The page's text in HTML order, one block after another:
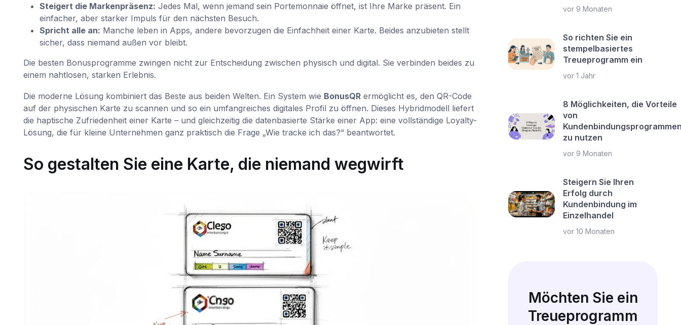
Steigert die Markenpräsenz: Jedes Mal, wenn jemand sein Portemonnaie öffnet, ist Ihre Marke präsent. Ein
einfacher, aber starker Impuls für den nächsten Besuch.
Spricht alle an: Manche leben in Apps, andere bevorzugen die Einfachheit einer Karte. Beides anzubieten stellt
sicher, dass niemand außen vor bleibt.
Die besten Bonusprogramme zwingen nicht zur Entscheidung zwischen physisch und digital. Sie verbinden beides zu
einem nahtlosen, starken Erlebnis.
Die moderne Lösung kombiniert das Beste aus beiden Welten. Ein System wie BonusQRermöglicht es, den QR-Code
auf der physischen Karte zu scannen und so ein umfangreiches digitales Profil zu öffnen. Dieses Hybridmodell liefert
die haptische Zufriedenheit einer Karte – und gleichzeitig die datenbasierte Stärke einer App: eine vollständige Loyalty-
Lösung, die für kleine Unternehmen ganz praktisch die Frage „Wie tracke ich das?“ beantwortet.
So gestalten Sie eine Karte, die niemand wegwirft
vor 9 Monaten
So richten Sie ein
stempelbasiertes
Treueprogramm ein
vor 1 Jahr
8 Möglichkeiten, die Vorteile
von
zu nutzen
vor 9 Monaten
Steigern Sie Ihren
Erfolg durch
Kundenbindung im
Einzelhandel
vor 10 Monaten
Möchten Sie ein
Treueprogramm